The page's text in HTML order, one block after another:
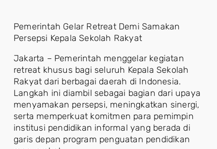
Pemerintah Gelar Retreat Demi Samakan
Persepsi Kepala Sekolah Rakyat
Jakarta – Pemerintah menggelar kegiatan
retreat khusus bagi seluruh Kepala Sekolah
Rakyat dari berbagai daerah di Indonesia.
Langkah ini diambil sebagai bagian dari upaya
menyamakan persepsi, meningkatkan sinergi,
serta memperkuat komitmen para pemimpin
institusi pendidikan informal yang berada di
garis depan program penguatan pendidikan